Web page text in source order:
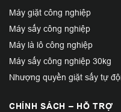
Máy giặt công nghiệp
Máy sấy công nghiệp
Máy là lô công nghiệp
Máy sấy công nghiệp 30kg
Nhượng quyền giặt sấy tự
CHÍNH SÁCH – HỖ TRỢ